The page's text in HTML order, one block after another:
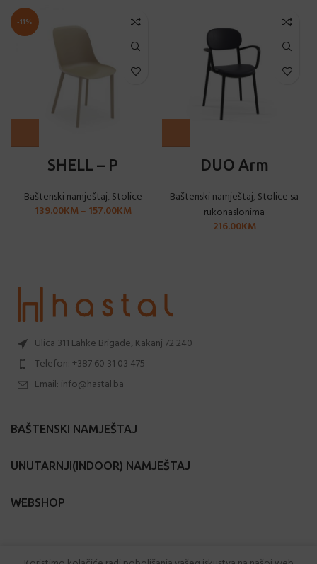
-11%
SHELL – P
Baštenski namještaj, Stolice
139.00KM– 157.00KM
DUO Arm
Baštenski namještaj, Stolice sa
rukonaslonima
216.00KM
Ulica 311 Lahke Brigade, Kakanj 72 240
Telefon: +387 60 31 03 475
Email: info@hastal.ba
BAŠTENSKI NAMJEŠTAJ
UNUTARNJI(INDOOR) NAMJEŠTAJ
WEBSHOP
Hastal.ba2024 Sva prava zadržana.